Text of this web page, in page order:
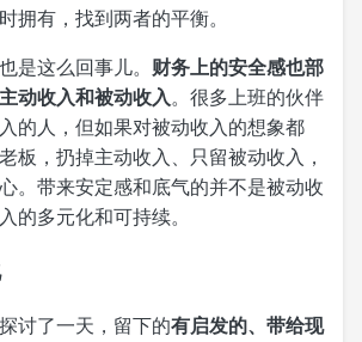
拥有，找到两者的平衡。
是这么回事儿。 财务上的安全感也部
动收入和被动收入 。很多上班的伙伴
的人，但如果对被动收入的想象都
板，扔掉主动收入、只留被动收入，
。带来安定感和底气的并不是被动收
的多元化和可持续。
讨了一天，留下的有启发的、带给现